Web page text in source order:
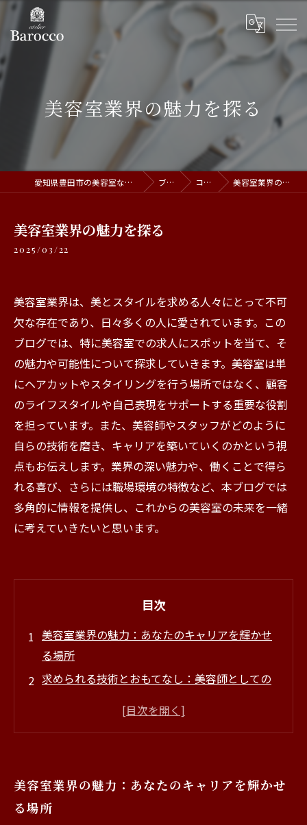
美容室業界の魅力を探る
愛知県豊田市の美容室ならatelier Barocco ブログ コラム 美容室業界の魅力を探る
美容室業界の魅力を探る
2025/03/22
美容室業界は、美とスタイルを求める人々にとって不可
欠な存在であり、日々多くの人に愛されています。この
ブログでは、特に美容室での求人にスポットを当て、そ
の魅力や可能性について探求していきます。美容室は単
にヘアカットやスタイリングを行う場所ではなく、顧客
のライフスタイルや自己表現をサポートする重要な役割
を担っています。また、美容師やスタッフがどのように
自らの技術を磨き、キャリアを築いていくのかという視
点もお伝えします。業界の深い魅力や、働くことで得ら
れる喜び、さらには職場環境の特徴など、本ブログでは
多角的に情報を提供し、これからの美容室の未来を一緒
に考えていきたいと思います。
目次
美容室業界の魅力：あなたのキャリアを輝かせ
る場所
求められる技術とおもてなし：美容師としての
多様性が生む美しさ：美容室でのライフスタイ
験
美容室はただの仕事ではない：心を癒す職場環
美容室業界の魅力：あなたのキャリアを輝かせ
る場所